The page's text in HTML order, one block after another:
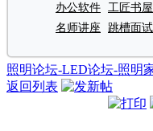
办公软件 工匠书屋
名师讲座
跳槽面试
照明论坛-LED论坛-照明
返回列表